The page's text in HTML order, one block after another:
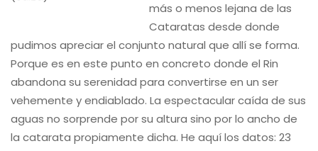
más o menos lejana de las
Cataratas desde donde
pudimos apreciar el conjunto natural que allí se forma.
Porque es en este punto en concreto donde el Rin
abandona su serenidad para convertirse en un ser
vehemente y endiablado. La espectacular caída de sus
aguas no sorprende por su altura sino por lo ancho de
la catarata propiamente dicha. He aquí los datos: 23